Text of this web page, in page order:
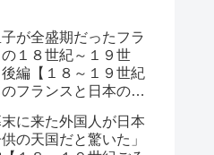
子が全盛期だったフラ
の１８世紀～１９世
編【１８～１９世紀
のフランスと日本の子
末に来た外国人が日本
の天国だと驚いた」